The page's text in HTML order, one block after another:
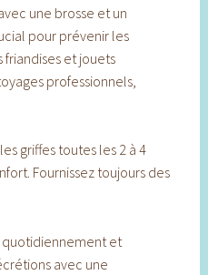
une brosse et un
pour prévenir les
et jouets
professionnels,
griffes toutes les 2 à 4
Fournissez toujours des
quotidiennement et
avec une